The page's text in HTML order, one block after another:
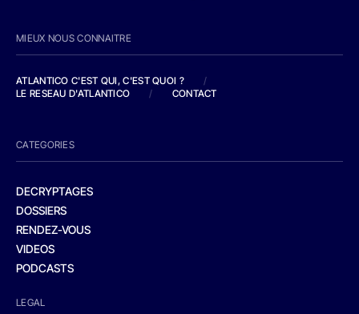
MIEUX NOUS CONNAITRE
ATLANTICO C'EST QUI, C'EST QUOI ?
/
LE RESEAU D'ATLANTICO
/ CONTACT
CATEGORIES
DECRYPTAGES
DOSSIERS
RENDEZ-VOUS
VIDEOS
PODCASTS
LEGAL